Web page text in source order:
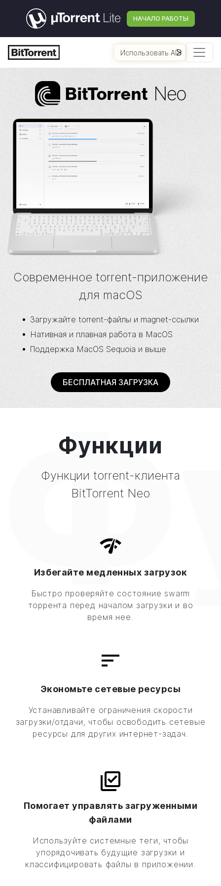
НАЧАЛО РАБОТЫ
Использовать AI
BitTorrent Neo
Современное torrent-приложение
для macOS
Загружайте torrent-файлы и magnet-ссылки
Нативная и плавная работа в MacOS
Поддержка MacOS Sequoia и выше
БЕСПЛАТНАЯ ЗАГРУЗКА
Функции
Функции torrent-клиента
BitTorrent Neo
Избегайте медленных загрузок
Быстро проверяйте состояние swarm
торрента перед началом загрузки и во
время нее.
Экономьте сетевые ресурсы
Устанавливайте ограничения скорости
загрузки/отдачи, чтобы освободить сетевые
ресурсы для других интернет-задач.
Помогает управлять загруженными
файлами
Используйте системные теги, чтобы
упорядочивать будущие загрузки и
классифицировать файлы в приложении.